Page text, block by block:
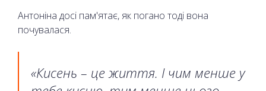
Антоніна досі пам'ятає, як погано тоді вона
почувалася.
«Кисень – це життя. І чим менше у